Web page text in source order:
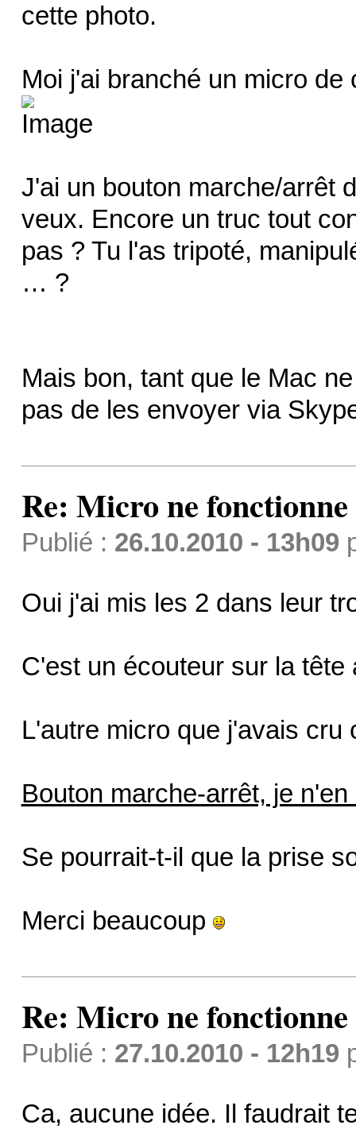
cette photo.
Moi j'ai branché un micro de
J'ai un bouton marche/arrêt
veux. Encore un truc tout
pas ? Tu l'as tripoté,
… ?
Mais bon, tant que le Mac
pas de les envoyer via
Re: Micro ne
Publié : 26.10.2010 - 13h09
Oui j'ai mis les 2 dans leur
C'est un écouteur sur la tête
L'autre micro que j'avais
Bouton marche-arrêt, je n'en
Se pourrait-t-il que la prise
Merci beaucoup
Re: Micro ne
Publié : 27.10.2010 - 12h19
Ca, aucune idée. Il faudrait